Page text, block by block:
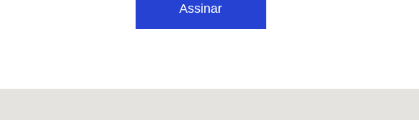
Assinar